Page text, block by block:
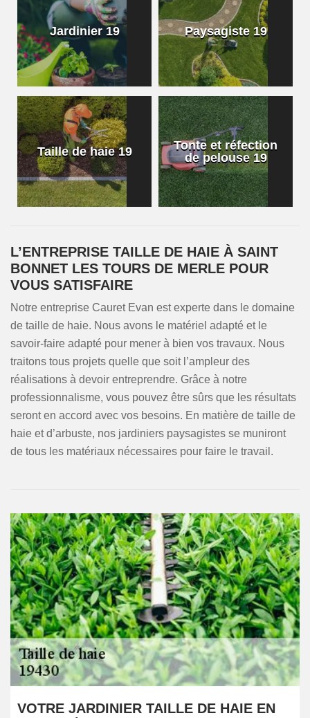
Jardinier 19 Paysagiste 19
Taille de haie 19
Tonte et réfection
de pelouse 19
L’ENTREPRISE TAILLE DE HAIE À SAINT
BONNET LES TOURS DE MERLE POUR
VOUS SATISFAIRE
Notre entreprise Cauret Evan est experte dans le domaine
de taille de haie. Nous avons le matériel adapté et le
savoir-faire adapté pour mener à bien vos travaux. Nous
traitons tous projets quelle que soit l’ampleur des
réalisations à devoir entreprendre. Grâce à notre
professionnalisme, vous pouvez être sûrs que les résultats
seront en accord avec vos besoins. En matière de taille de
haie et d’arbuste, nos jardiniers paysagistes se muniront
de tous les matériaux nécessaires pour faire le travail.
VOTRE JARDINIER TAILLE DE HAIE EN